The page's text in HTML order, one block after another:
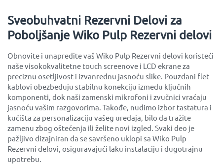
Sveobuhvatni Rezervni Delovi za
Poboljšanje Wiko Pulp Rezervni delovi
Obnovite i unapredite vaš Wiko Pulp Rezervni delovi koristeći
naše visokokvalitetne touch screenove i LCD ekrane za
preciznu osetljivost i izvanrednu jasnoću slike. Pouzdani flet
kablovi obezbeđuju stabilnu konekciju između ključnih
komponenti, dok naši zamenski mikrofoni i zvučnici vraćaju
jasnoću vašim razgovorima. Takođe, nudimo izbor tastatura i
kućišta za personalizaciju vašeg uređaja, bilo da tražite
zamenu zbog oštećenja ili želite novi izgled. Svaki deo je
pažljivo dizajniran da se savršeno uklopi sa Wiko Pulp
Rezervni delovi, osiguravajući laku instalaciju i dugotrajnu
upotrebu.